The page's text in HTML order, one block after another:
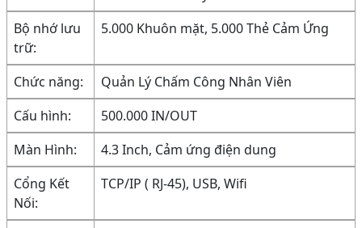
Bộ nhớ lưu
trữ:
5.000 Khuôn mặt, 5.000 Thẻ Cảm Ứng
Chức năng:
Quản Lý Chấm Công Nhân Viên
Cấu hình:
500.000 IN/OUT
Màn Hình:
4.3 Inch, Cảm ứng điện dung
Cổng Kết
Nối:
TCP/IP ( RJ-45), USB, Wifi